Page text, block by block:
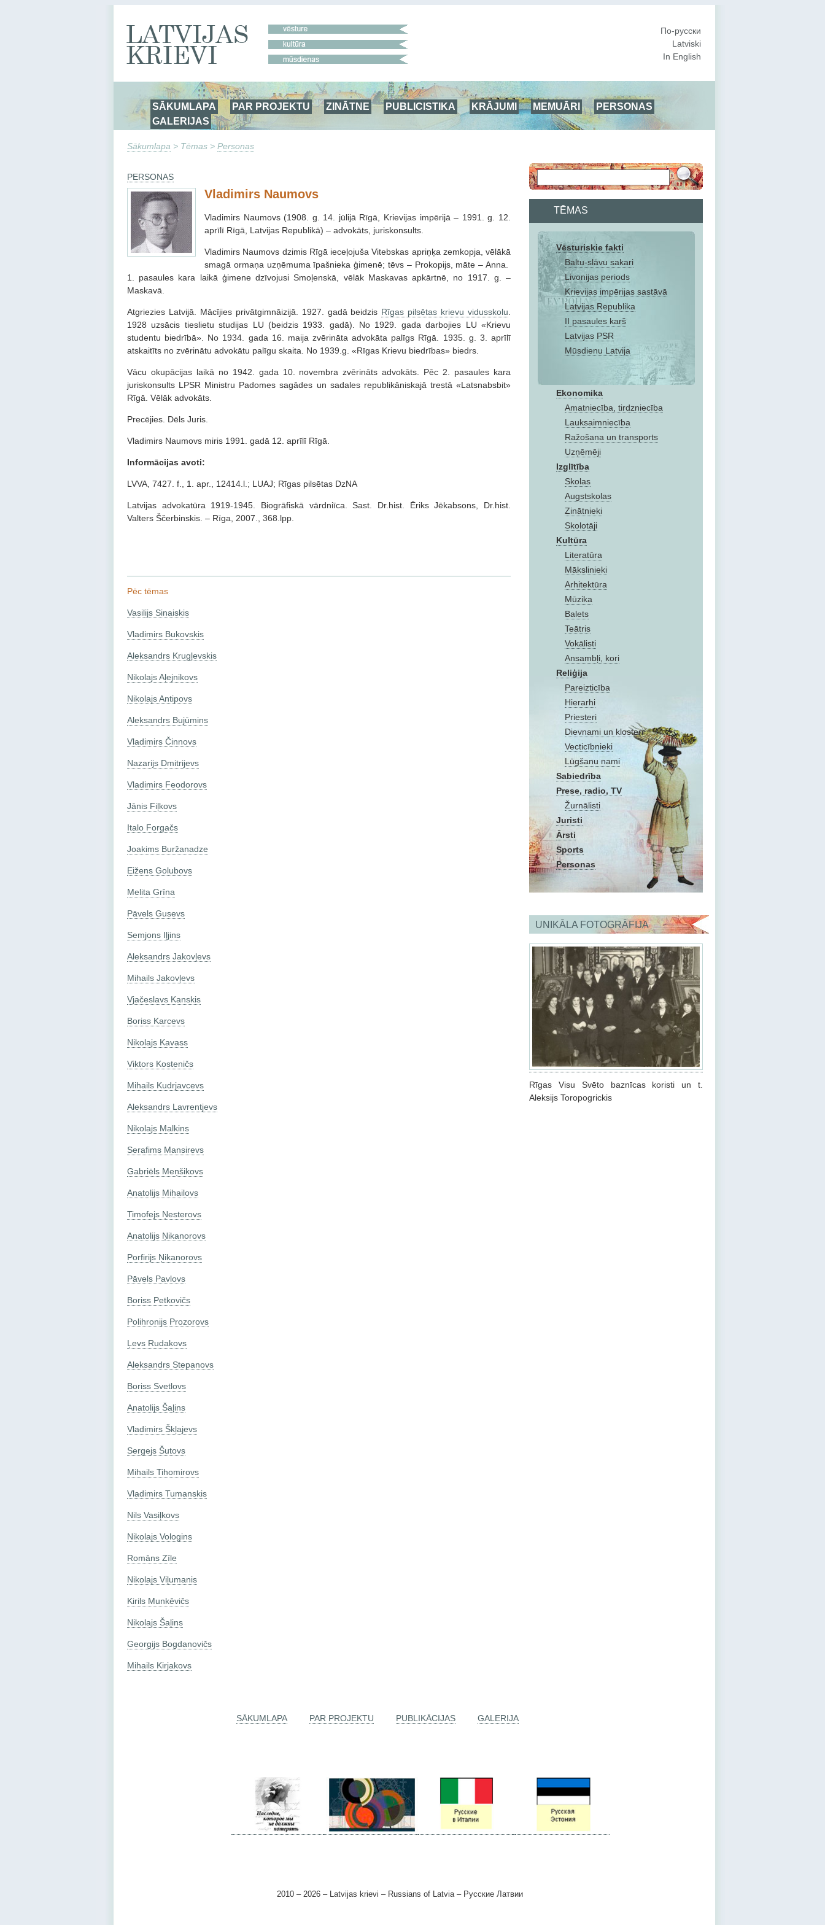
По-русски
Latviski
In English
SĀKUMLAPA PAR PROJEKTU ZINĀTNE PUBLICISTIKA KRĀJUMI MEMUĀRI
PERSONAS
GALERIJAS
Sākumlapa > Tēmas > Personas
TĒMAS
Vēsturiskie fakti
Baltu-slāvu sakari
Livonijas periods
Krievijas impērijas sastāvā
Latvijas Republika
II pasaules karš
Latvijas PSR
Mūsdienu Latvija
Ekonomika
Amatniecība, tirdzniecība
Lauksaimniecība
Ražošana un transports
Uzņēmēji
Izglītība
Skolas
Augstskolas
Zinātnieki
Skolotāji
Kultūra
Literatūra
Mākslinieki
Arhitektūra
Mūzika
Balets
Teātris
Vokālisti
Ansambļi, kori
Reliģija
Pareizticība
Hierarhi
Priesteri
Dievnami un klosteri
Vecticībnieki
Lūgšanu nami
Sabiedrība
Prese, radio, TV
Žurnālisti
Juristi
Ārsti
Sports
Personas
UNIKĀLA FOTOGRĀFIJA
Rīgas Visu Svēto baznīcas koristi un t.
Aleksijs Toropogrickis
PERSONAS
Vladimirs Naumovs
Vladimirs Naumovs (1908. g. 14. jūlijā Rīgā, Krievijas impērijā – 1991. g. 12.
aprīlī Rīgā, Latvijas Republikā) – advokāts, juriskonsults.
Vladimirs Naumovs dzimis Rīgā ieceļojuša Vitebskas apriņķa zem­kopja, vēlākā
smagā ormaņa uzņēmuma īpašnieka ģimenē; tēvs – Prokopijs, māte – Anna.
1. pasaules kara laikā ģimene dzīvojusi Smoļenskā, vēlāk Maskavas apkārtnē, no 1917. g. –
Maskavā.
Atgriezies Latvijā. Mācījies privātgimnāizijā. 1927. gadā beidzis Rī­gas pilsētas krievu vidusskolu
1928 uzsācis tieslietu studijas LU (beidzis 1933. gadā). No 1929. gada darbojies LU «Krievu
studentu biedrībā». No 1934. gada 16. maija zvērināta advokāta palīgs Rīgā. 1935. g. 3. aprīlī
atskaitīts no zvērinātu advokātu palīgu skaita. No 1939.g. «Rīgas Krievu biedrības» biedrs.
Vācu okupācijas laikā no 1942. gada 10. novembra zvērināts advokāts. Pēc 2. pasaules kara
juriskonsults LPSR Ministru Padomes sagādes un sadales republikāniskajā trestā «Latsnabsbit»
Rīgā. Vēlāk advo­kāts.
Precējies. Dēls Juris.
Vladimirs Naumovs miris 1991. gadā 12. aprīlī Rīgā.
Informācijas avoti:
LVVA, 7427. f., 1. apr., 12414.l.; LUAJ; Rīgas pilsētas DzNA
Latvijas advokatūra 1919-1945. Biogrāfiskā vārdniīca. Sast. Dr.hist. Ēriks Jēkabsons, Dr.hist.
Valters Ščerbinskis. – Rīga, 2007., 368.lpp.
Pēc tēmas
Vasilijs Sinaiskis
Vladimirs Bukovskis
Aleksandrs Krugļevskis
Nikolajs Aļejnikovs
Nikolajs Antipovs
Aleksandrs Bujūmins
Vladimirs Činnovs
Nazarijs Dmitrijevs
Vladimirs Feodorovs
Jānis Fiļkovs
Italo Forgačs
Joakims Buržanadze
Eižens Golubovs
Melita Grīna
Pāvels Gusevs
Semjons Iļjins
Aleksandrs Jаkovļevs
Mihails Jakovļevs
Vjačeslavs Kanskis
Boriss Karcevs
Nikolajs Kavass
Viktors Kosteničs
Mihails Kudrjavcevs
Aleksandrs Lavrentjevs
Nikolajs Malkins
Serafims Mansirevs
Gabriēls Meņšikovs
Anatolijs Mihailovs
Timofejs Ņesterovs
Anatolijs Ņikanorovs
Porfirijs Ņikanorovs
Pāvels Pavlovs
Boriss Petkovičs
Polihronijs Prozorovs
Ļevs Rudakovs
Aleksandrs Stepanovs
Boriss Svetlovs
Anatolijs Šaļins
Vladimirs Škļajevs
Sergejs Šutovs
Mihails Tihomirovs
Vladimirs Tumanskis
Nils Vasiļkovs
Nikolajs Vologins
Romāns Zīle
Nikolajs Viļumanis
Kirils Munkēvičs
Nikolajs Šaļins
Georgijs Bogdanovičs
Mihails Kirjakovs
SĀKUMLAPA PAR PROJEKTU PUBLIKĀCIJAS GALERIJA
2010 – 2026 – Latvijas krievi – Russians of Latvia – Русские Латвии